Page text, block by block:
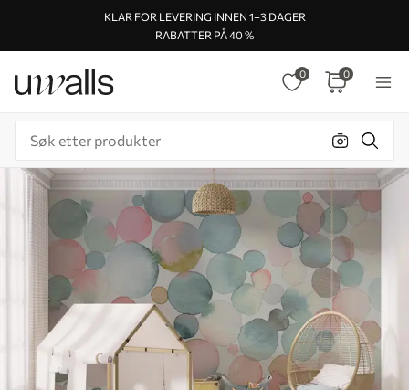
KLAR FOR LEVERING INNEN 1–3 DAGER
RABATTER PÅ 40 %
0 0